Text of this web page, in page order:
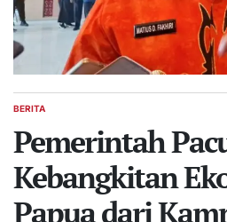
POSTED
BERITA
Pemerintah
Kebangkitan
Papua dari